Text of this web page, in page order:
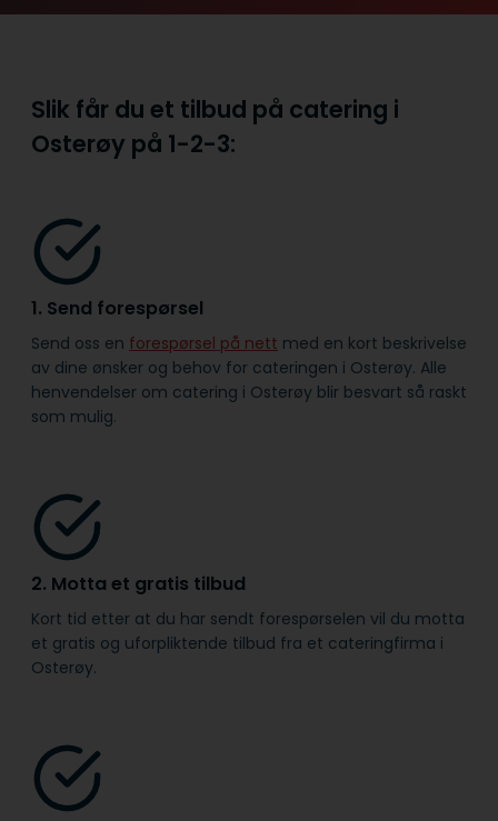
Slik får du et tilbud på catering i
Osterøy på 1-2-3:
1. Send forespørsel
Send oss en forespørsel på nett med en kort beskrivelse
av dine ønsker og behov for cateringen i Osterøy. Alle
henvendelser om catering i Osterøy blir besvart så raskt
som mulig.
2. Motta et gratis tilbud
Kort tid etter at du har sendt forespørselen vil du motta
et gratis og uforpliktende tilbud fra et cateringfirma i
Osterøy.